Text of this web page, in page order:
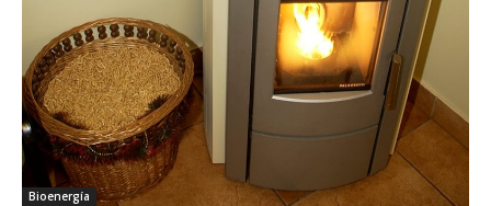
Bioenergía